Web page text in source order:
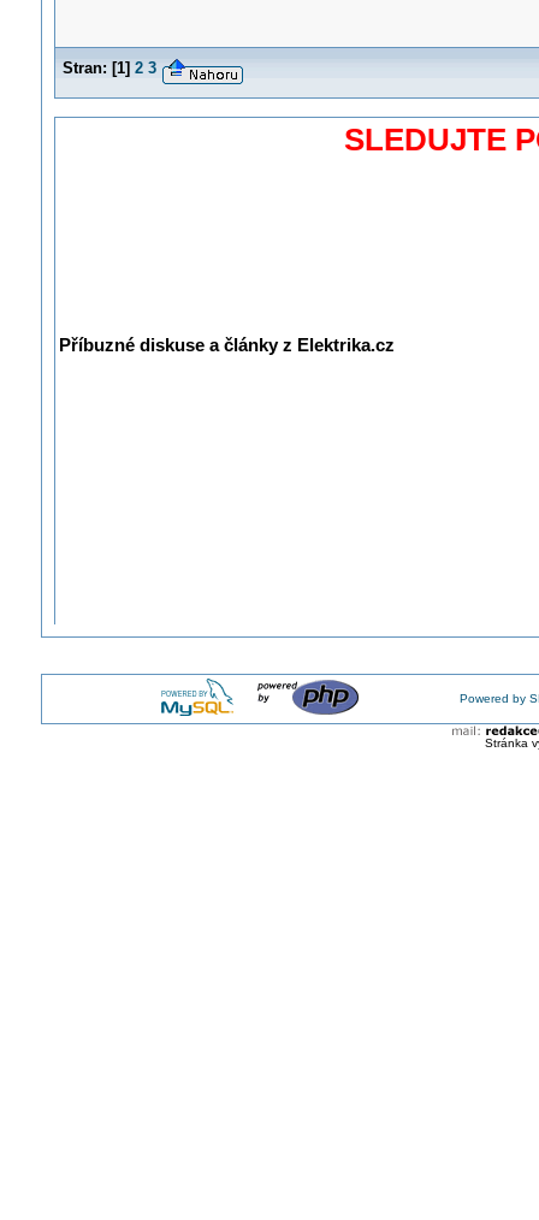
Stran: [1] 2 3
SLEDUJTE
Příbuzné diskuse a články z Elektrika.cz
Powered by
Stránka